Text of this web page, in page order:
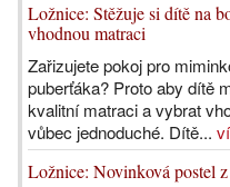
Ložnice: Stěžuje si dítě na
vhodnou matraci
Zařizujete pokoj pro
puberťáka? Proto aby dítě
kvalitní matraci a vybrat
vůbec jednoduché. Dítě...
Ložnice: Novinková postel